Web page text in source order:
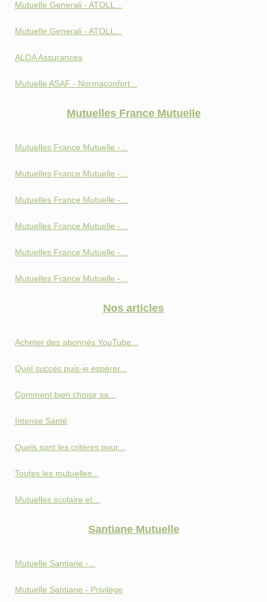
Mutuelle Generali - ATOLL...
Mutuelle Generali - ATOLL...
ALOA Assurances
Mutuelle ASAF - Normaconfort...
Mutuelles France Mutuelle
Mutuelles France Mutuelle -...
Mutuelles France Mutuelle -...
Mutuelles France Mutuelle -...
Mutuelles France Mutuelle -...
Mutuelles France Mutuelle -...
Mutuelles France Mutuelle -...
Nos articles
Acheter des abonnés YouTube...
Quel succès puis-je espérer...
Comment bien choisir sa...
Intense Santé
Quels sont les critères pour...
Toutes les mutuelles...
Mutuelles scolaire et...
Santiane Mutuelle
Mutuelle Santiane -...
Mutuelle Santiane - Privilège